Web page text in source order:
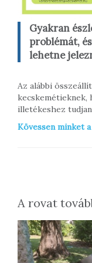
Gyakran
problémát,
lehetne
Az alábbi
illetékeshez
Kövessen minket
A rovat